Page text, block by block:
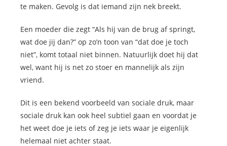
te maken. Gevolg is dat iemand zijn nek breekt.
Een moeder die zegt “Als hij van de brug af springt,
wat doe jij dan?” op zo’n toon van “dat doe je toch
niet”, komt totaal niet binnen. Natuurlijk doet hij dat
wel, want hij is net zo stoer en mannelijk als zijn
vriend.
Dit is een bekend voorbeeld van sociale druk, maar
sociale druk kan ook heel subtiel gaan en voordat je
het weet doe je iets of zeg je iets waar je eigenlijk
helemaal niet achter staat.